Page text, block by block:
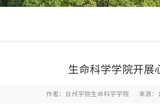
生命科学学院开展
作者：台州学院生命科学学院 来源：